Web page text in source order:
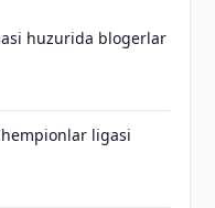
huzurida blogerlar
ligasi